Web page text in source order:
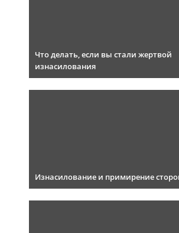
Что делать, если вы стали жертвой
изнасилования
Изнасилование и примирение